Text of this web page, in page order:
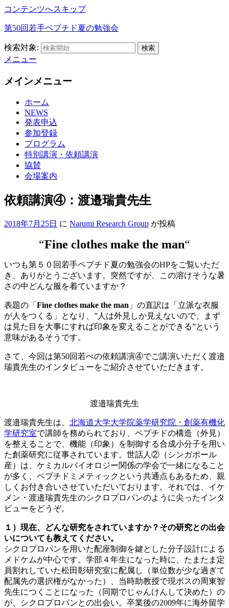
コンテンツへスキップ
第50回若手ペプチド夏の勉強会
検索対象: 検索
メニュー
メインメニュー
ホーム
NEWS
発表申込
参加登録
プログラム
特別講演・依頼講演
協賛
会場案内
依頼講演④：渡邉瑞貴先生
2018年7月25日 に Narumi Research Group が投稿
“Fine clothes make the man“
いつも第５０回若手ペプチド夏の勉強会のHPをご覧いただ
き、ありがとうございます。突然ですが、この溶けそうな暑
さの中どんな服を着ていますか？
表題の「 Fine clothes make the man 」の直訳は「立派な衣服
が人をつくる」となり、”人は外見しか見えないので、まず
は見た目を大事にすれば印象を変えることができる”という
意味があるそうです。
さて、今回は第50回若ぺの依頼講演④でご講演いただく渡邉
瑞貴先生のインタビューをご紹介させていただきます。
渡邉瑞貴先生
渡邉瑞貴先生は、 北海道大学大学院薬学研究院・創薬有機化
学研究室で講師を務められており、ペプチドの構造（外見）
を整えることで、機能（印象）を制御する合成小分子を用い
た創薬研究に従事されています。世話人②（シンガポール
産）は、ケミカルバイオロジー関係の学会で一緒になること
が多く、ペプチドミメティックという共通点もあるため、親
しくお付き合いさせていただいております。それでは、イケ
メン・渡邉瑞貴先生のシクロプロパンのように尖ったインタ
ビューをどうぞ。
１）現在、どんな研究をされていますか？その研究との出会
いについても教えてください。
シクロプロパンを用いた配座制御を鍵とした分子設計による
メドケムが中心です。学部４年生になった時に、たまたま定
員割れしていた松田彰研究室に配属し（単位数が少な過ぎて
配属先の選択権がなかった）、当時助教授で現ボスの周東智
先生につくことになった（同期でじゃんけんして決めた）の
が、シクロプロパンとの出会い。卒業後の2009年に海外留学